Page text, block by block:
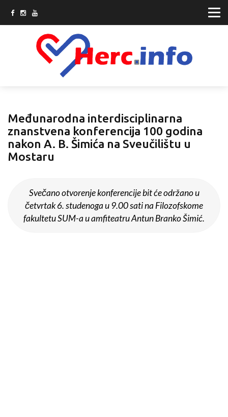
Međunarodna interdisciplinarna
znanstvena konferencija 100 godina
nakon A. B. Šimića na Sveučilištu u
Mostaru
Svečano otvorenje konferencije bit će održano u
četvrtak 6. studenoga u 9.00 sati na Filozofskome
fakultetu SUM-a u amfiteatru Antun Branko Šimić.